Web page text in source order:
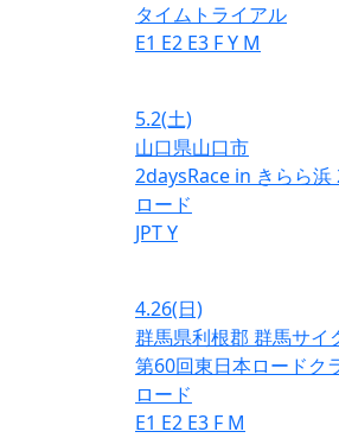
タイムトライアル
E1 E2 E3 FY M
5.2(土)
山口県山口市
2daysRace in きらら
ロード
JPTY
4.26(日)
群馬県利根郡 群馬サイ
第60回東日本ロードク
ロード
E1 E2 E3 F M